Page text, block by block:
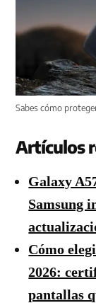
Sabes cómo
Artículos
Galaxy
Samsung
Cómo
2026:
pantallas